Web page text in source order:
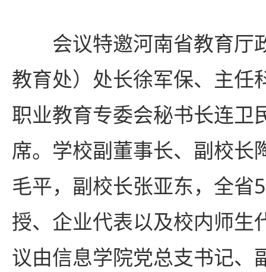
会议特邀河南省教育厅
教育处）处长徐军保、主任
职业教育专委会秘书长连卫
席。学校副董事长、副校长
毛平，副校长张亚东，全省
授、企业代表以及校内师生
议由信息学院党总支书记、